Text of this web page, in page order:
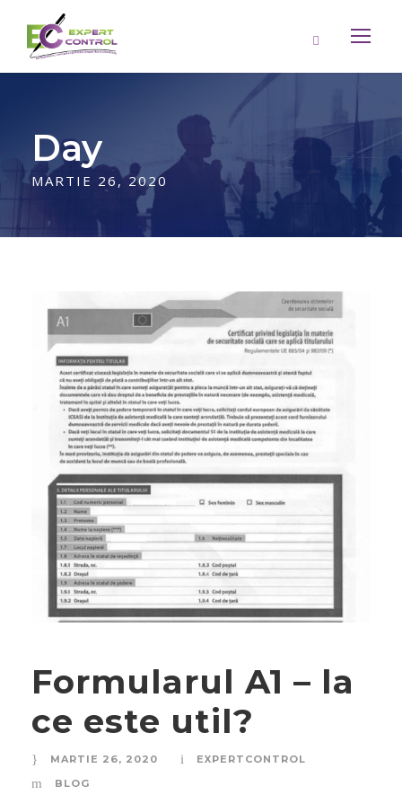
Day
MARTIE 26, 2020
Formularul A1 – la
ce este util?
MARTIE 26, 2020
EXPERTCONTROL
BLOG